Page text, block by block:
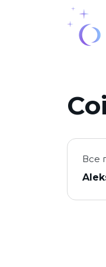
Все